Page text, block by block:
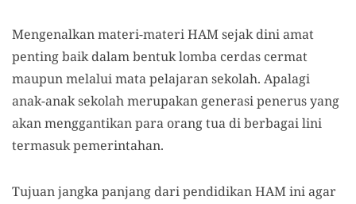
Mengenalkan materi-materi HAM sejak dini amat
penting baik dalam bentuk lomba cerdas cermat
maupun melalui mata pelajaran sekolah. Apalagi
anak-anak sekolah merupakan generasi penerus yang
akan menggantikan para orang tua di berbagai lini
termasuk pemerintahan.
Tujuan jangka panjang dari pendidikan HAM ini agar